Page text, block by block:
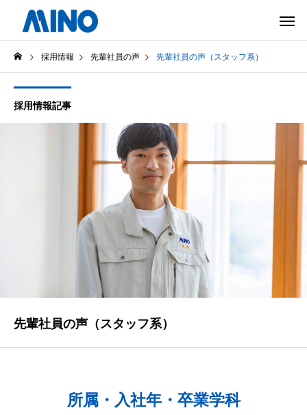
採用情報 先輩社員の声 先輩社員の声（スタッフ系）
採用情報記事
先輩社員の声（スタッフ系）
所属・入社年・卒業学科